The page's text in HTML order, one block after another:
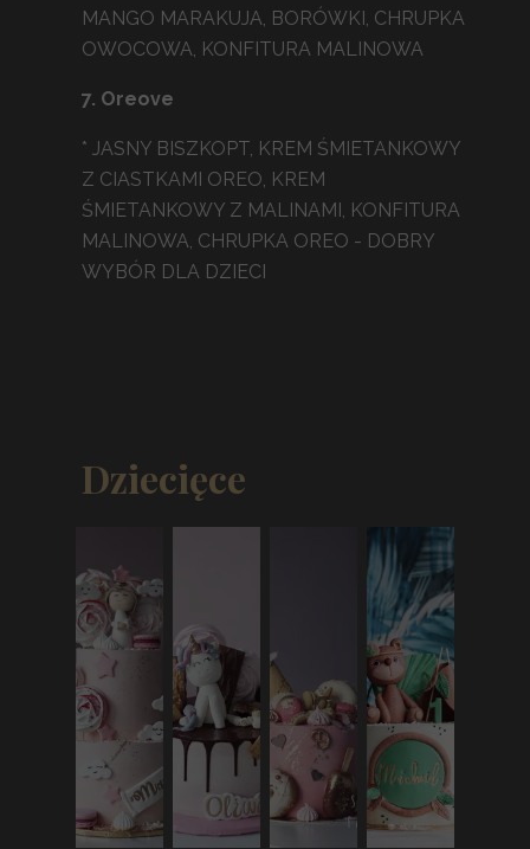
Dziecięce
MANGO MARAKUJA, BORÓWKI, CHRUPKA
OWOCOWA, KONFITURA MALINOWA
7. Oreove
* JASNY BISZKOPT, KREM ŚMIETANKOWY
Z CIASTKAMI OREO, KREM
ŚMIETANKOWY Z MALINAMI, KONFITURA
MALINOWA, CHRUPKA OREO - DOBRY
WYBÓR DLA DZIECI